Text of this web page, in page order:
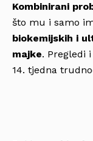
Kombinirani
što mu i samo
biokemijskih i
majke. Pregledi
14. tjedna